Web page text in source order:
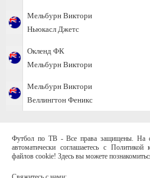
Мельбурн Виктори
Ньюкасл Джетс
Окленд ФК
Мельбурн Виктори
Мельбурн Виктори
Веллингтон Феникс
Футбол по ТВ - Все права защищены. На
автоматически соглашаетесь с Политикой
файлов cookie! Здесь вы можете